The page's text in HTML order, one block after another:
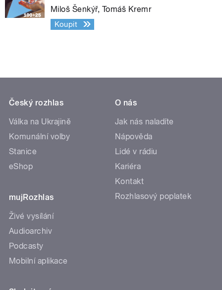
Miloš Šenkýř, Tomáš Kremr
Koupit
Český rozhlas
Válka na Ukrajině
Komunální volby
Stanice
eShop
mujRozhlas
Živé vysílání
Audioarchiv
Podcasty
Mobilní aplikace
O nás
Jak nás naladíte
Nápověda
Lidé v rádiu
Kariéra
Kontakt
Rozhlasový poplatek